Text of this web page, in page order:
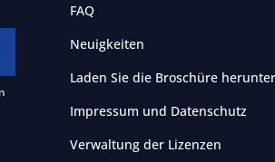
FAQ
Neuigkeiten
Laden Sie die Broschüre herunter
Impressum und Datenschutz
Verwaltung der Lizenzen